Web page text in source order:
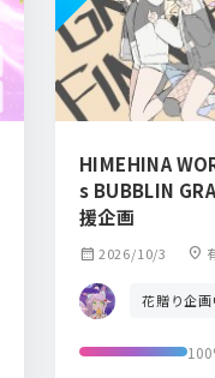
HIMEHINA
s BUBBLIN
援企画
calendar_month 2026/10/3 location_on
花贈り企画